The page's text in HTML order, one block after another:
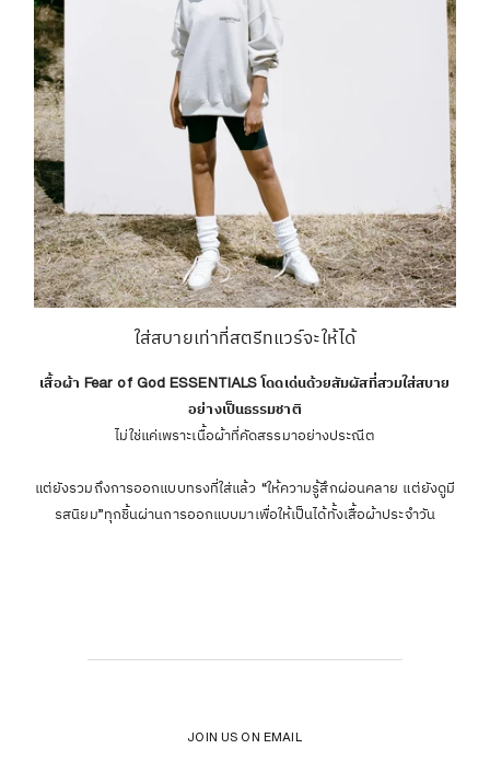
ใส่สบายเท่าที่สตรีทแวร์จะให้ได้
เสื้อผ้า Fear of God ESSENTIALS โดดเด่นด้วยสัมผัสที่สวมใส่สบาย
อย่างเป็นธรรมชาติ
ไม่ใช่แค่เพราะเนื้อผ้าที่คัดสรรมาอย่างประณีต
แต่ยังรวมถึงการออกแบบทรงที่ใส่แล้ว “ให้ความรู้สึกผ่อนคลาย แต่ยังดูมี
รสนิยม”ทุกชิ้นผ่านการออกแบบมาเพื่อให้เป็นได้ทั้งเสื้อผ้าประจำวัน
JOIN US ON EMAIL